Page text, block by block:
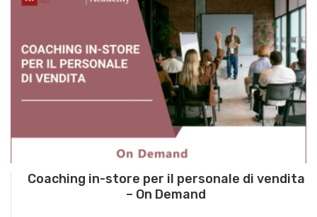
Coaching in-store per il personale di vendita
– On Demand